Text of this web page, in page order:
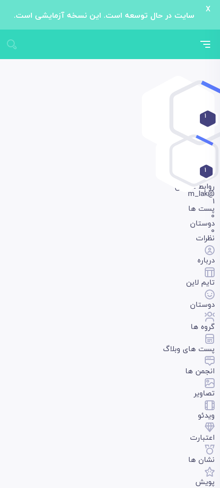
1
1
روابط عمومی
@m_lak
1
پست ها
0
دوستان
0
نظرات
درباره
تایم لاین
دوستان
گروه ها
پست های وبلاگ
انجمن ها
تصاویر
ویدئو
اعتبارت
نشان ها
پویش
سایت در حال توسعه است. این نسخه آزمایشی است.
X